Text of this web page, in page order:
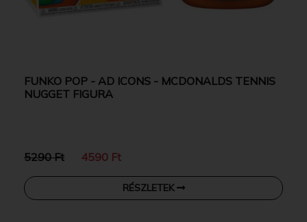
FUNKO POP - AD ICONS - MCDONALDS TENNIS
NUGGET FIGURA
5290 Ft 4590 Ft
RÉSZLETEK